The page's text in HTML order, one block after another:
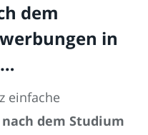
dem
in
einfache
nach dem Studium